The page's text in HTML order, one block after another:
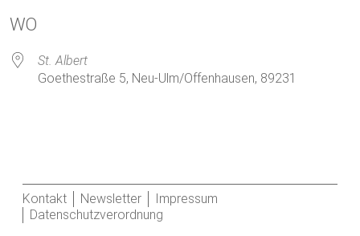
WO
St. Albert
Goethestraße 5, Neu-Ulm/Offenhausen, 89231
Kontakt Newsletter
Impressum
Datenschutzverordnung